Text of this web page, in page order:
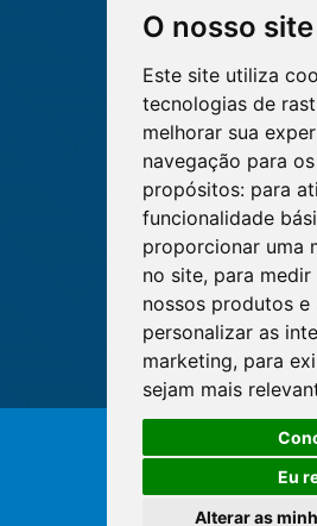
O nosso
Este site utiliza
tecnologias de
melhorar sua
navegação para
propósitos: para
funcionalidade
proporcionar uma
no site, para medir
nossos produtos e
personalizar as
marketing, para
sejam mais
Eu
Alterar as
© Copyright 2026 -